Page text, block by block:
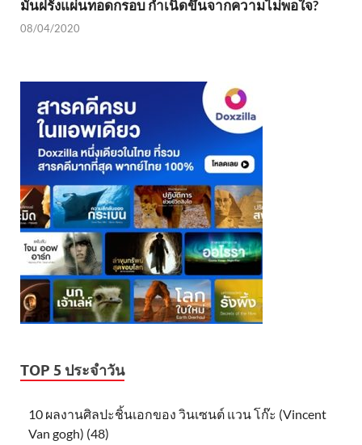
มันฝรั่งแผ่นทอดกรอบ กำเนิดขึ้นจากความไม่พอใจ?
08/04/2020
TOP 5 ประจำวัน
10 ผลงานศิลปะชิ้นเอกของ วินเซนต์ แวน โก๊ะ (Vincent
Van gogh) (48)